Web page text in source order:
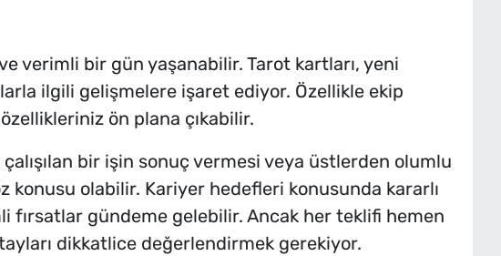
verimli bir gün yaşanabilir. Tarot kartları, yeni
ilgili gelişmelere işaret ediyor. Özellikle ekip
ön plana çıkabilir.
bir işin sonuç vermesi veya üstlerden olumlu
konusu olabilir. Kariyer hedefleri konusunda kararlı
fırsatlar gündeme gelebilir. Ancak her teklifi hemen
dikkatlice değerlendirmek gerekiyor.